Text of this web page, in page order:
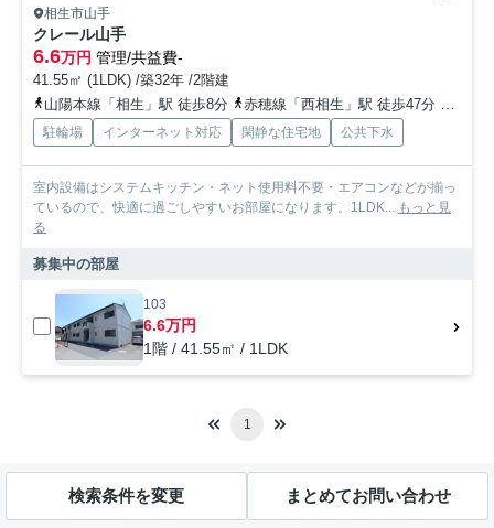
相生市山手
クレール山手
6.6万円 管理/共益費-
41.55㎡ (1LDK) /築32年 /2階建
山陽本線「相生」駅 徒歩8分
赤穂線「西相生」駅 徒歩47分
駐輪場 インターネット対応 閑静な住宅地 公共下水
室内設備はシステムキッチン・ネット使用料不要・エアコンなどが揃っ
ているので、快適に過ごしやすいお部屋になります。1LDK... もっと見
る
募集中の部屋
103
6.6万円
1階 / 41.55㎡ / 1LDK
1
検索条件を変更 まとめてお問い合わせ